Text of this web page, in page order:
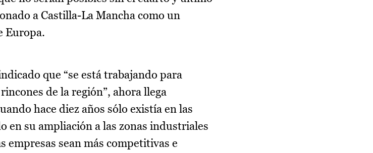
a Castilla-La Mancha como un
Europa.
que “se está trabajando para
de la región”, ahora llega
hace diez años sólo existía en las
en su ampliación a las zonas industriales
sean más competitivas e